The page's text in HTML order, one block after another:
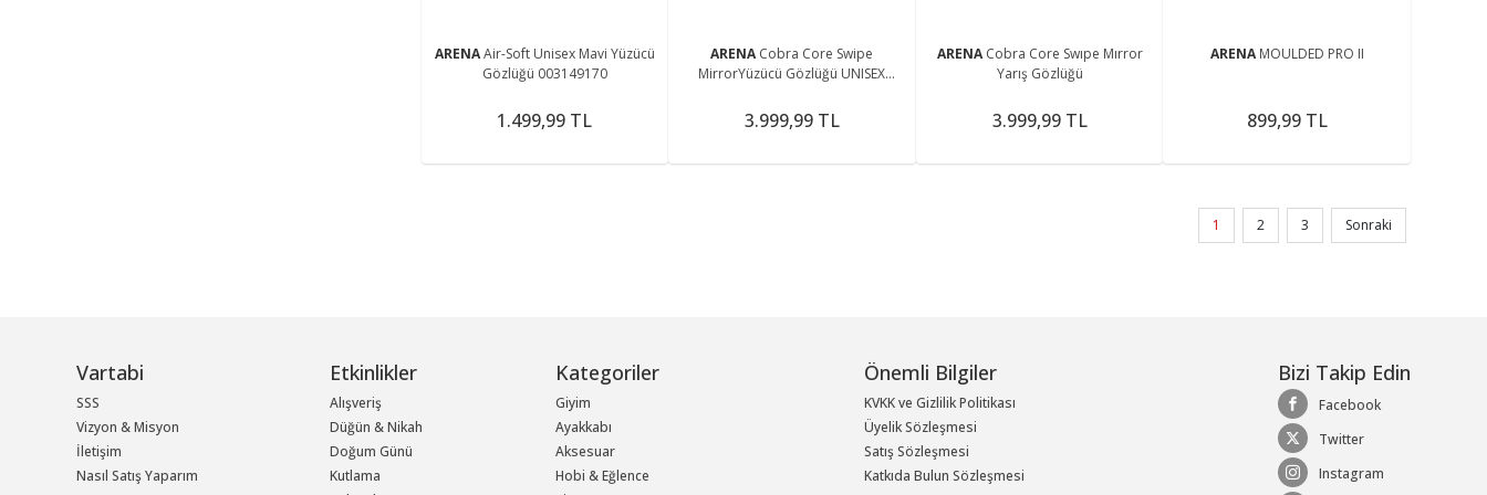
ARENAAir-Soft Unisex Mavi Yüzücü
Gözlüğü 003149170
1.499,99 TL
ARENACobra Core Swipe
MirrorYüzücü Gözlüğü UNISEX
3.999,99 TL
ARENACobra Core Swıpe Mırror
Yarış Gözlüğü
3.999,99 TL
ARENAMOULDED PRO II
899,99 TL
1 2 3 Sonraki
Vartabi
SSS
Vizyon & Misyon
İletişim
Nasıl Satış Yaparım
Etkinlikler
Alışveriş
Düğün & Nikah
Doğum Günü
Kutlama
Kategoriler
Giyim
Ayakkabı
Aksesuar
Hobi & Eğlence
Önemli Bilgiler
KVKK ve Gizlilik Politikası
Üyelik Sözleşmesi
Satış Sözleşmesi
Katkıda Bulun Sözleşmesi
Bizi Takip Edin
Facebook
Twitter
Instagram